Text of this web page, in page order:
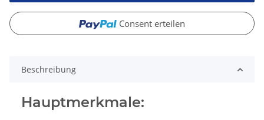
Consent erteilen
Beschreibung
Hauptmerkmale: